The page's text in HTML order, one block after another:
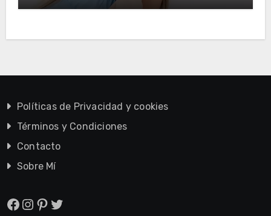
Políticas de Privacidad y cookies
Términos y Condiciones
Contacto
Sobre Mí
Facebook
Instagram
Pinterest
Twitter